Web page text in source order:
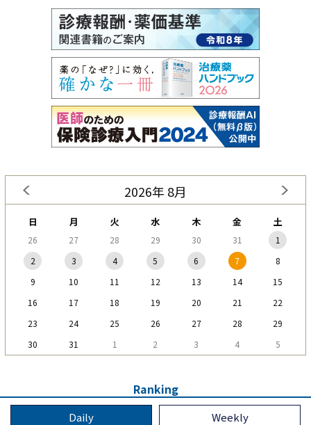
2026年 8月
日 月 火 水 木 金 土
26 27 28 29 30 31
1
2
3 4 5 6 7
8
9
10 11 12 13 14
15
16
17 18 19 20 21
22
23
24 25 26 27 28
29
30
31 1 2 3 4 5
Ranking
Daily Weekly